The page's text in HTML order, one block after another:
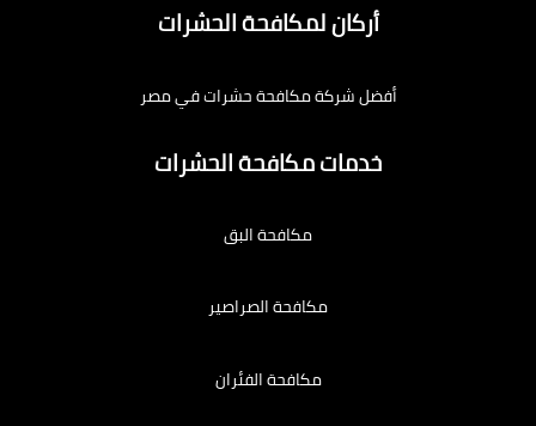
أركان لمكافحة الحشرات
أفضل شركة مكافحة حشرات في مصر
خدمات مكافحة الحشرات
مكافحة البق
مكافحة الصراصير
مكافحة الفئران